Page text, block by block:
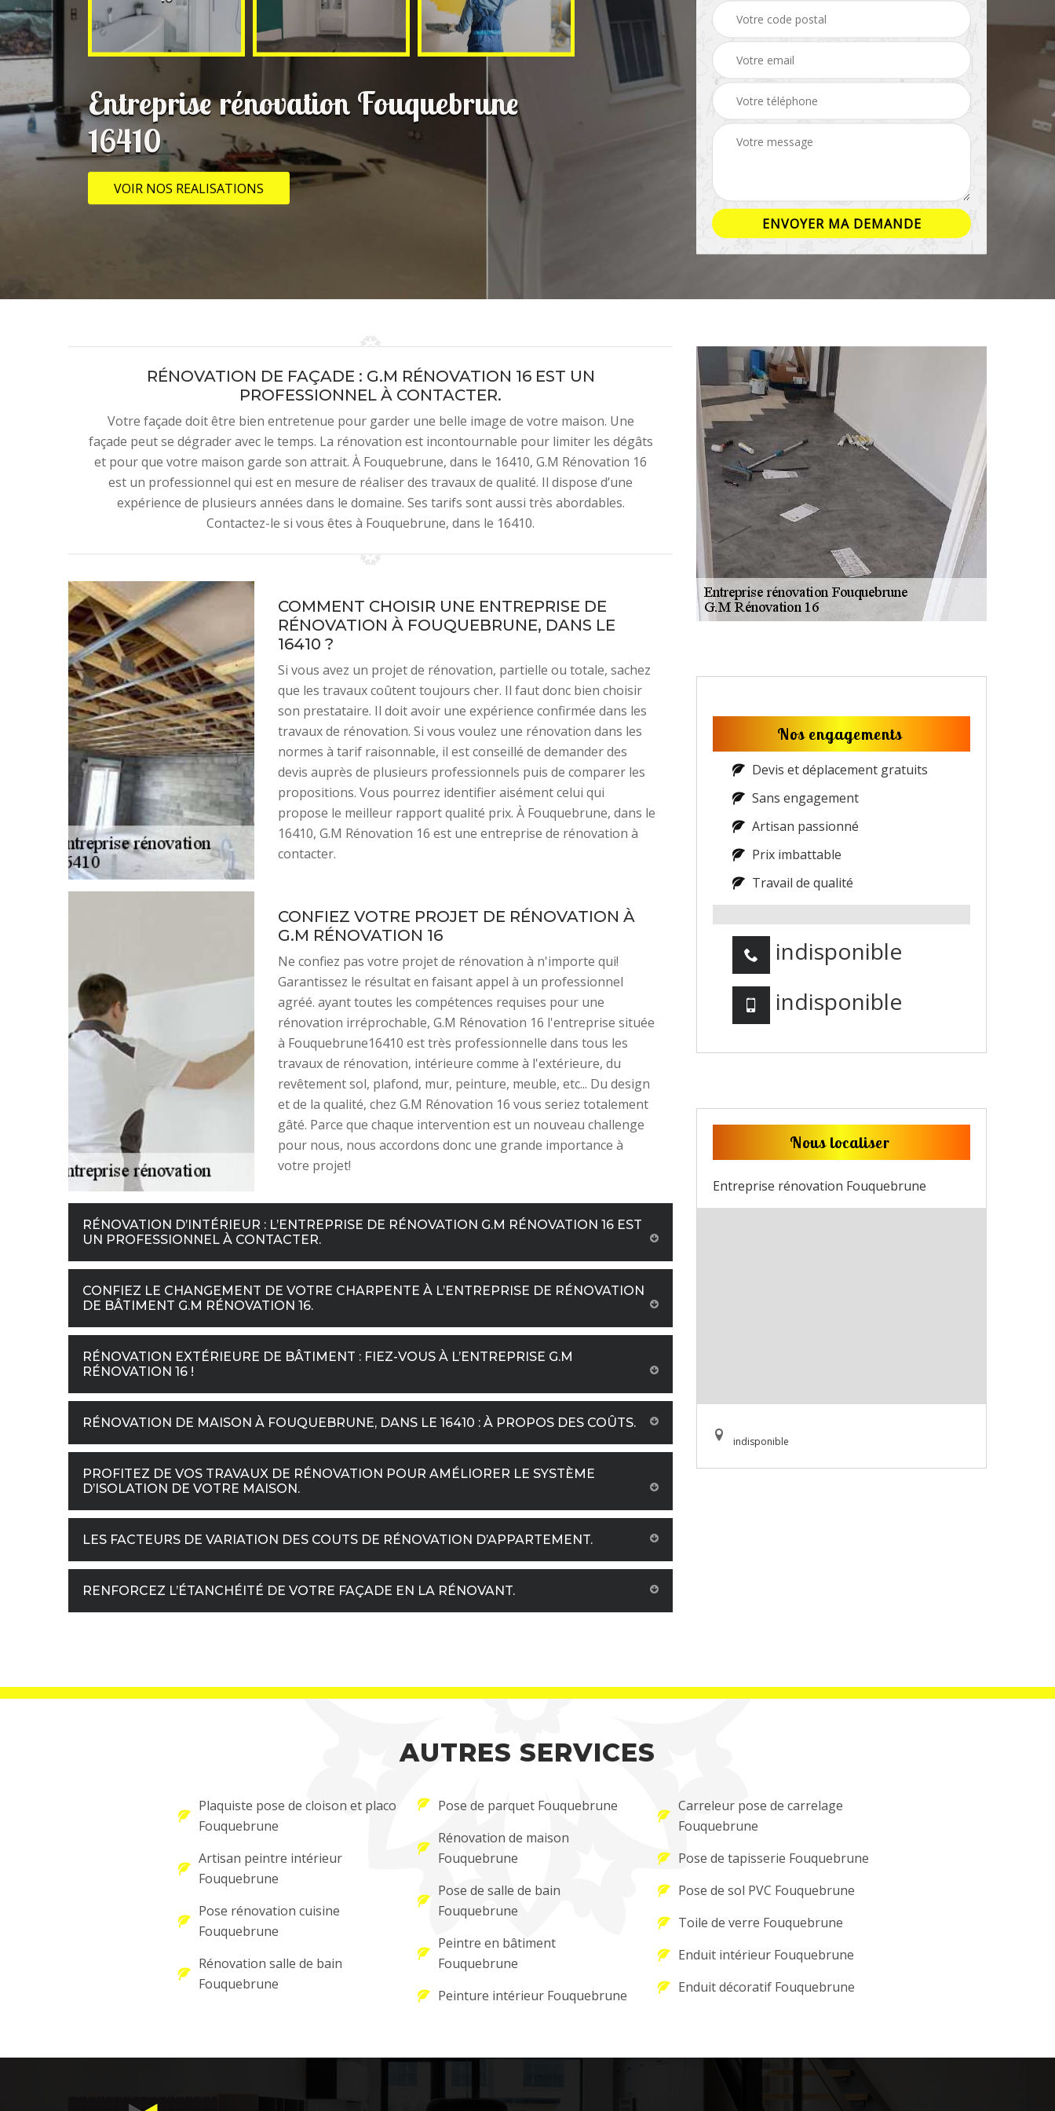
Entreprise rénovation Fouquebrune
16410
VOIR NOS REALISATIONS
RÉNOVATION DE FAÇADE : G.M RÉNOVATION 16 EST UN
PROFESSIONNEL À CONTACTER.
Votre façade doit être bien entretenue pour garder une belle image de votre maison. Une
façade peut se dégrader avec le temps. La rénovation est incontournable pour limiter les dégâts
et pour que votre maison garde son attrait. À Fouquebrune, dans le 16410, G.M Rénovation 16
est un professionnel qui est en mesure de réaliser des travaux de qualité. Il dispose d’une
expérience de plusieurs années dans le domaine. Ses tarifs sont aussi très abordables.
Contactez-le si vous êtes à Fouquebrune, dans le 16410.
COMMENT CHOISIR UNE ENTREPRISE DE
RÉNOVATION À FOUQUEBRUNE, DANS LE
16410 ?
Si vous avez un projet de rénovation, partielle ou totale, sachez
que les travaux coûtent toujours cher. Il faut donc bien choisir
son prestataire. Il doit avoir une expérience confirmée dans les
travaux de rénovation. Si vous voulez une rénovation dans les
normes à tarif raisonnable, il est conseillé de demander des
devis auprès de plusieurs professionnels puis de comparer les
propositions. Vous pourrez identifier aisément celui qui
propose le meilleur rapport qualité prix. À Fouquebrune, dans le
16410, G.M Rénovation 16 est une entreprise de rénovation à
contacter.
CONFIEZ VOTRE PROJET DE RÉNOVATION À
G.M RÉNOVATION 16
Ne confiez pas votre projet de rénovation à n'importe qui!
Garantissez le résultat en faisant appel à un professionnel
agréé. ayant toutes les compétences requises pour une
rénovation irréprochable, G.M Rénovation 16 l'entreprise située
à Fouquebrune16410 est très professionnelle dans tous les
travaux de rénovation, intérieure comme à l'extérieure, du
revêtement sol, plafond, mur, peinture, meuble, etc... Du design
et de la qualité, chez G.M Rénovation 16 vous seriez totalement
gâté. Parce que chaque intervention est un nouveau challenge
pour nous, nous accordons donc une grande importance à
votre projet!
RÉNOVATION D’INTÉRIEUR : L’ENTREPRISE DE RÉNOVATION G.M RÉNOVATION 16 EST
UN PROFESSIONNEL À CONTACTER.
CONFIEZ LE CHANGEMENT DE VOTRE CHARPENTE À L’ENTREPRISE DE RÉNOVATION
DE BÂTIMENT G.M RÉNOVATION 16.
RÉNOVATION EXTÉRIEURE DE BÂTIMENT : FIEZ-VOUS À L’ENTREPRISE G.M
RÉNOVATION 16 !
RÉNOVATION DE MAISON À FOUQUEBRUNE, DANS LE 16410 : À PROPOS DES COÛTS.
PROFITEZ DE VOS TRAVAUX DE RÉNOVATION POUR AMÉLIORER LE SYSTÈME
D’ISOLATION DE VOTRE MAISON.
LES FACTEURS DE VARIATION DES COUTS DE RÉNOVATION D’APPARTEMENT.
RENFORCEZ L’ÉTANCHÉITÉ DE VOTRE FAÇADE EN LA RÉNOVANT.
Nos engagements
Devis et déplacement gratuits
Sans engagement
Artisan passionné
Prix imbattable
Travail de qualité
indisponible
indisponible
Nous localiser
Entreprise rénovation Fouquebrune
indisponible
AUTRES SERVICES
Plaquiste pose de cloison et placo
Fouquebrune
Artisan peintre intérieur
Fouquebrune
Pose rénovation cuisine
Fouquebrune
Rénovation salle de bain
Fouquebrune
Pose de parquet Fouquebrune
Rénovation de maison
Fouquebrune
Pose de salle de bain
Fouquebrune
Peintre en bâtiment
Fouquebrune
Peinture intérieur Fouquebrune
Carreleur pose de carrelage
Fouquebrune
Pose de tapisserie Fouquebrune
Pose de sol PVC Fouquebrune
Toile de verre Fouquebrune
Enduit intérieur Fouquebrune
Enduit décoratif Fouquebrune